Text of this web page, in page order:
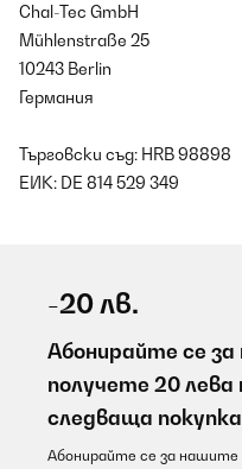
Chal-Tec GmbH
Mühlenstraße 25
10243 Berlin
Германия
Търговски съд: HRB 98898
ЕИК: DE 814 529 349
-20 лв.
Абонирайте се
получете 20 лева
следваща
Абонирайте се за нашите